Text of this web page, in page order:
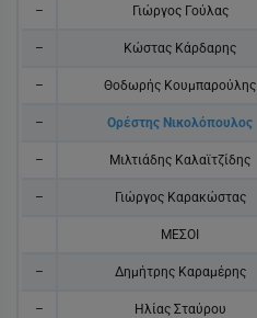
– Γιώργος Γούλας
– Κώστας Κάρδαρης
– Θοδωρής Κουμπαρούλης
– Ορέστης Νικολόπουλος
– Μιλτιάδης Καλαϊτζίδης
– Γιώργος Καρακώστας
ΜΕΣΟΙ
– Δημήτρης Καραμέρης
– Ηλίας Σταύρου